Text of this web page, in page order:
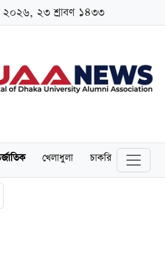
২০২৬, ২৩ শ্রাবণ ১৪৩৩
খেলাধুলা চাকরি স্কলারশিপ